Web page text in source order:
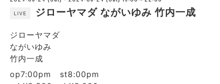
LIVE ジローヤマダ ながいゆみ 竹内一成
ジローヤマダ
ながいゆみ
竹内一成
op7:00pm st8:00pm